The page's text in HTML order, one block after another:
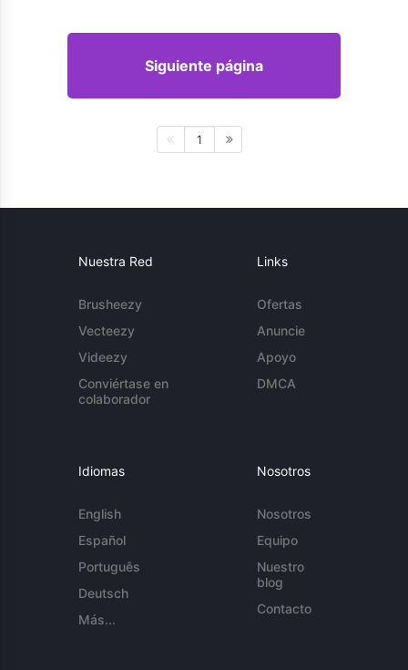
Siguiente página
1
Nuestra Red
Brusheezy
Vecteezy
Videezy
Conviértase en
colaborador
Links
Ofertas
Anuncie
Apoyo
DMCA
Idiomas
English
Español
Português
Deutsch
Más...
Nosotros
Nosotros
Equipo
Nuestro
blog
Contacto